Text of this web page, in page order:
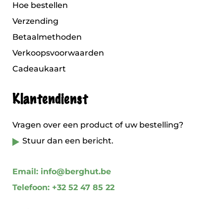
Hoe bestellen
Verzending
Betaalmethoden
Verkoopsvoorwaarden
Cadeaukaart
Klantendienst
Vragen over een product of uw bestelling?
Stuur dan een bericht.
Email: info@berghut.be
Telefoon: +32 52 47 85 22